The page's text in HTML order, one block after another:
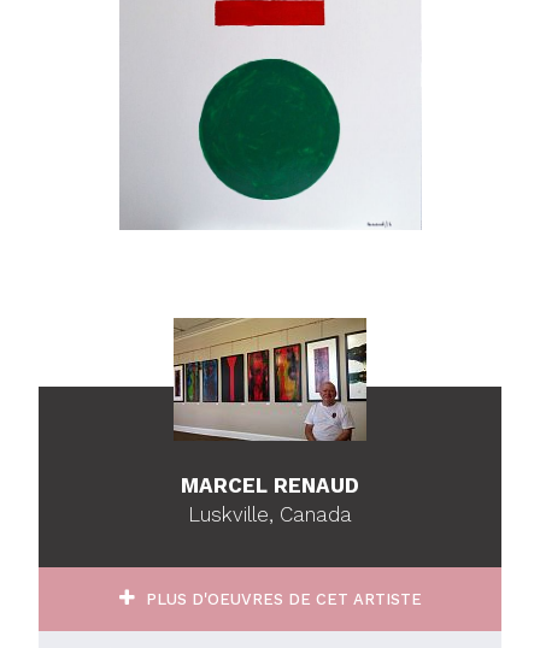
MARCEL RENAUD
Luskville, Canada
PLUS D'OEUVRES DE CET ARTISTE